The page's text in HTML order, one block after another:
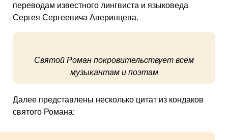
переводам известного лингвиста и языковеда
Сергея Сергеевича Аверинцева.
Святой Роман покровительствует всем
музыкантам и поэтам
Далее представлены несколько цитат из кондаков
святого Романа: